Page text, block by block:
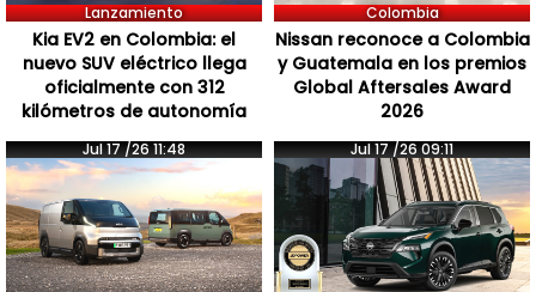
Lanzamiento
Kia EV2 en Colombia: el
nuevo SUV eléctrico llega
oficialmente con 312
kilómetros de autonomía
Colombia
Nissan reconoce a Colombia
y Guatemala en los premios
Global Aftersales Award
2026
Jul 17 /26 11:48 Jul 17 /26 09:11